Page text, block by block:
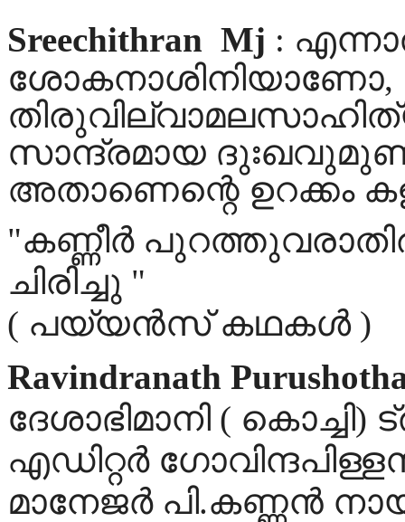
Sreechithran Mj :
സാന്ദ്രമായ
അതാണെന്റെ ഉറക്കം
"കണ്ണീർ
ചിരിച്ചു "
( പയ്യൻസ് കഥകൾ )
Ravindranath
ദേശാഭിമാനി ( കൊച്ചി)
എഡിറ്റര്‍
മാനേജര്‍ പി.കണ്ണന്‍